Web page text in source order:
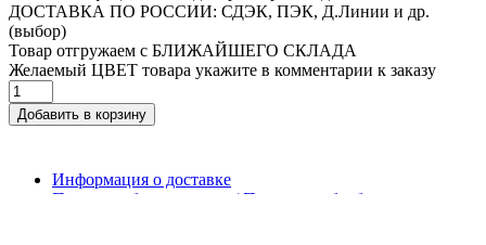
ДОСТАВКА ПО РОССИИ: СДЭК, ПЭК, Д.Линии и др.
(выбор)
Товар отгружаем с БЛИЖАЙШЕГО СКЛАДА
Желаемый ЦВЕТ товара укажите в комментарии к заказу
Добавить в корзину
Информация о доставке
Политика безопасности / Политика обработки